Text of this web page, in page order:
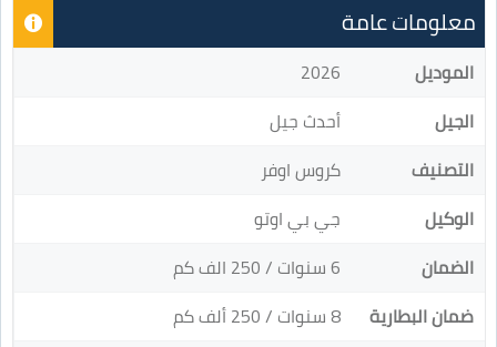
معلومات عامة
الموديل
2026
الجيل
أحدث جيل
التصنيف
كروس اوفر
الوكيل
جي بي اوتو
الضمان
6 سنوات / 250 الف كم
ضمان البطارية
8 سنوات / 250 ألف كم